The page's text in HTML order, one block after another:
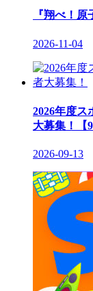
『翔べ！
2026-11-04
2026年度
大募集！【
2026-09-13